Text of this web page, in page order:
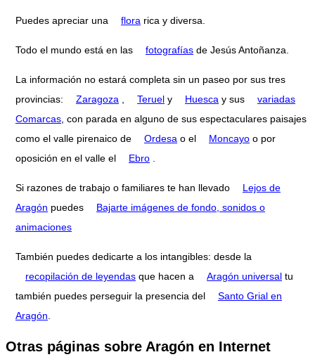
Puedes apreciar una flora rica y diversa.
Todo el mundo está en las fotografías de Jesús Antoñanza.
La información no estará completa sin un paseo por sus tres
provincias:
Zaragoza Teruel y Huesca y sus
variadas
Comarcas , con parada en alguno de sus espectaculares paisajes
como el valle pirenaico de
Ordesa o el Moncayo o por
oposición en el valle el
Ebro
Si razones de trabajo o familiares te han llevado
Lejos de
Aragón puedes
Bajarte imágenes de fondo, sonidos o
animaciones
También puedes dedicarte a los intangibles: desde la
recopilación de leyendas que hacen a Aragón universal tu
también puedes perseguir la presencia del
Santo Grial en
Aragón
Otras páginas sobre Aragón en Internet